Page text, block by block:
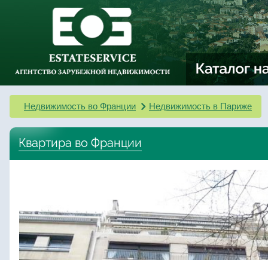
Недвижимость во Франции Недвижимость в Париже
Квартира во Франции